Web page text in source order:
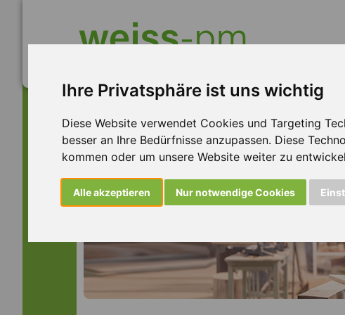
Ihre Privatsphäre ist uns wichtig
Diese Website verwendet Cookies und Targeting
besser an Ihre Bedürfnisse anzupassen. Diese
kommen oder um unsere Website weiter zu
Alle akzeptieren Nur notwendige Cookies